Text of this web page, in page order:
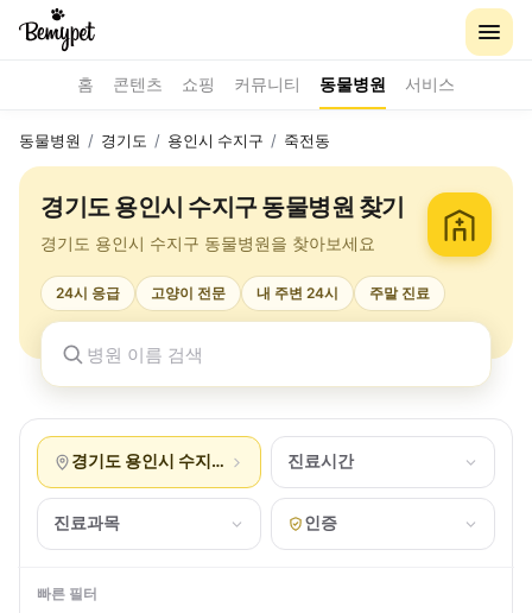
홈 콘텐츠 쇼핑 커뮤니티 동물병원 서비스
동물병원 / 경기도 / 용인시 수지구 / 죽전동
경기도 용인시 수지구 동물병원 찾기
경기도 용인시 수지구 동물병원을 찾아보세요
24시 응급 고양이 전문 내 주변 24시 주말 진료
경기도 용인시 수지구 죽전동 진료시간
진료과목 인증
빠른 필터